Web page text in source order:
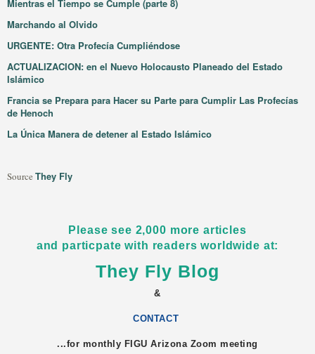
Mientras el Tiempo se Cumple (parte 8)
Marchando al Olvido
URGENTE: Otra Profecía Cumpliéndose
ACTUALIZACION: en el Nuevo Holocausto Planeado del Estado
Islámico
Francia se Prepara para Hacer su Parte para Cumplir Las Profecías
de Henoch
La Única Manera de detener al Estado Islámico
Source They Fly
Please see 2,000 more articles
and particpate with readers worldwide at:
They Fly Blog
&
CONTACT
...for monthly FIGUArizona Zoom meeting